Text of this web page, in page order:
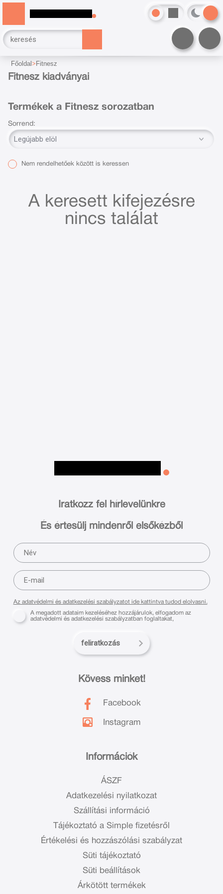
Főoldal Fitnesz
Fitnesz kiadványai
Termékek a Fitnesz sorozatban
Sorrend:
Nem rendelhetőek között is keressen
A keresett kifejezésre
nincs találat
Információk
ÁSZF
Adatkezelési nyilatkozat
Szállítási információ
Tájékoztató a Simple fizetésről
Értékelési és hozzászólási szabályzat
Süti tájékoztató
Süti beállítások
Árkötött termékek
Kövess minket!
Facebook
Instagram
Iratkozz fel hírlevelünkre
És értesülj mindenről elsőkézből
Az adatvédelmi és adatkezelési szabályzatot ide kattintva tudod elolvasni.
A megadott adataim kezeléséhez hozzájárulok, elfogadom az
adatvédelmi és adatkezelési szabályzatban foglaltakat,
feliratkozás